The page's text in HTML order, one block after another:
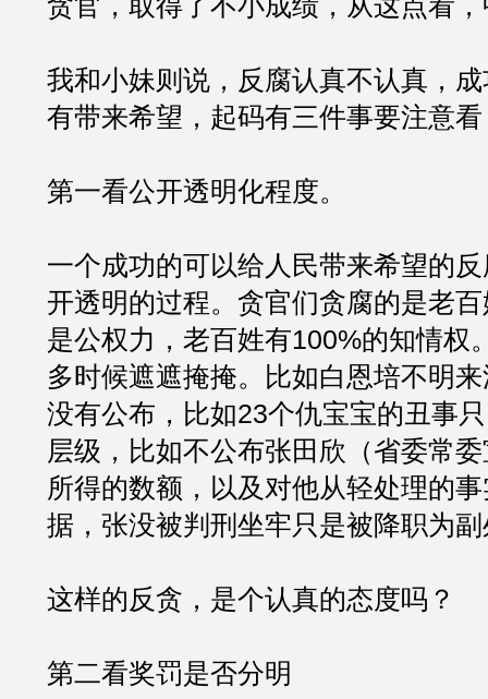
我和小妹则说，反腐认真不认真，
有带来希望，起码有三件事要注意
第一看公开透明化程度。
一个成功的可以给人民带来希望的
开透明的过程。贪官们贪腐的是老
是公权力，老百姓有100%的知情权
多时候遮遮掩掩。比如白恩培不明
没有公布，比如23个仇宝宝的丑事
层级，比如不公布张田欣（省委常
所得的数额，以及对他从轻处理的
据，张没被判刑坐牢只是被降职为
这样的反贪，是个认真的态度吗？
第二看奖罚是否分明